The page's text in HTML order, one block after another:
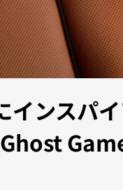
インスパ